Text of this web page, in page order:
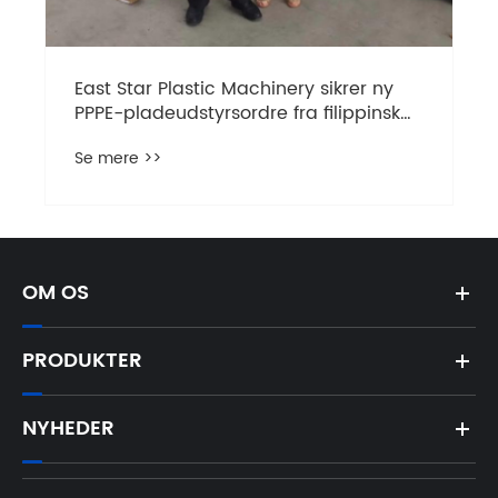
East Star Plastic Machinery sikrer ny
PPPE-pladeudstyrsordre fra filippinsk
Se mere >>
OM OS
PRODUKTER
NYHEDER